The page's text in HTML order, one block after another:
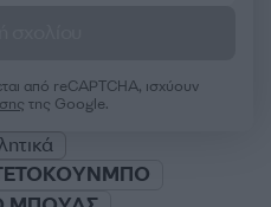
από reCAPTCHA, ισχύουν
της Google.